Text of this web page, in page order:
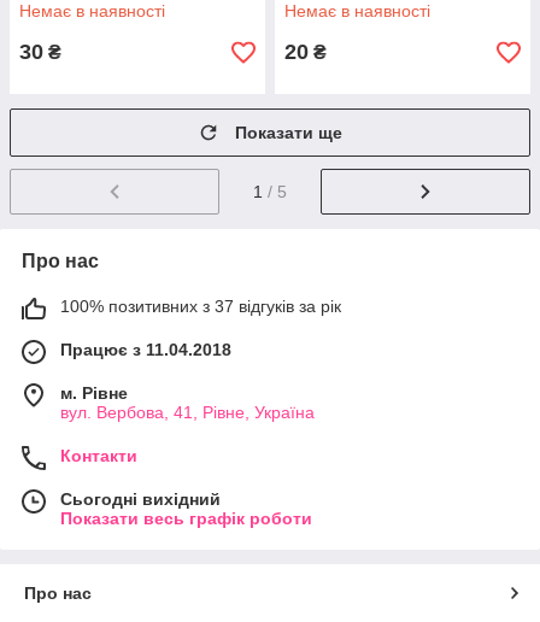
Немає в наявності
30 ₴
Немає в наявності
20 ₴
Показати ще
1 / 5
Про нас
100% позитивних з 37 відгуків за рік
Працює з 11.04.2018
м. Рівне
вул. Вербова, 41, Рівне, Україна
Контакти
Сьогодні вихідний
Показати весь графік роботи
Про нас